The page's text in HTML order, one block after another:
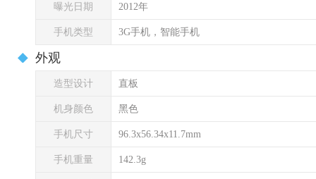
曝光日期 2012年
手机类型 3G手机，智能手机
外观
造型设计 直板
机身颜色 黑色
手机尺寸 96.3x56.34x11.7mm
手机重量 142.3g